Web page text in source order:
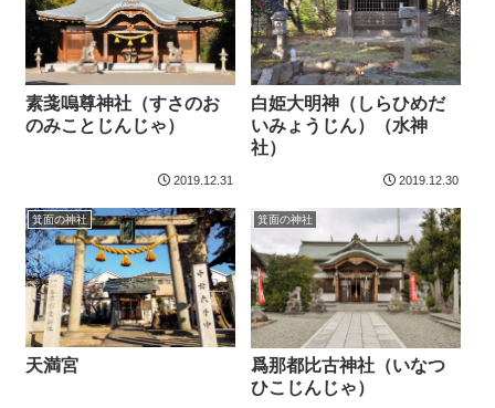
素戔嗚尊神社（すさのお
のみことじんじゃ）
2019.12.31
白姫大明神（しらひめだ
いみょうじん）（水神
社）
2019.12.30
箕面の神社
天満宮
箕面の神社
爲那都比古神社（いなつ
ひこじんじゃ）